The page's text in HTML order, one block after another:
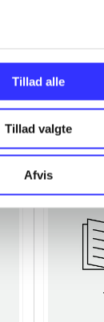
Tillad alle
Tillad valgte
Afvis